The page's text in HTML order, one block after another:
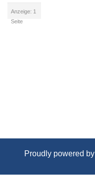
Anzeige: 1
Seite
Proudly powered by